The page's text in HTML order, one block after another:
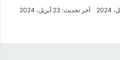
آخر تحديث: 23 أبريل، 2024